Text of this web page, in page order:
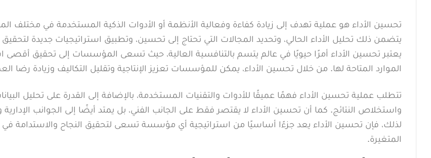
تحسين الأداء هو عملية تهدف إلى زيادة كفاءة وفعالية الأنظمة أو الأدوات الذكية المستخدمة في مختلف
يتضمن ذلك تحليل الأداء الحالي، وتحديد المجالات التي تحتاج إلى تحسين، وتطبيق استراتيجيات جديدة
يعتبر تحسين الأداء أمرًا حيويًا في عالم يتسم بالتنافسية العالية، حيث تسعى المؤسسات إلى تحقيق أقصى
الموارد المتاحة لها. من خلال تحسين الأداء، يمكن للمؤسسات تعزيز الإنتاجية وتقليل التكاليف وزيادة رضا
تتطلب عملية تحسين الأداء فهمًا عميقًا للأدوات والتقنيات المستخدمة، بالإضافة إلى القدرة على تحليل
واستخلاص النتائج. كما أن تحسين الأداء لا يقتصر فقط على الجانب الفني، بل يمتد أيضًا إلى الجوانب الإدارية
لذلك، فإن تحسين الأداء يعد جزءًا أساسيًا من استراتيجية أي مؤسسة تسعى لتحقيق النجاح والاستدامة في
المتغيرة.